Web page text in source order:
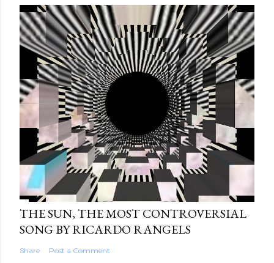
THE SUN, THE MOST CONTROVERSIAL
SONG BY RICARDO RANGELS
Share Post a Comment